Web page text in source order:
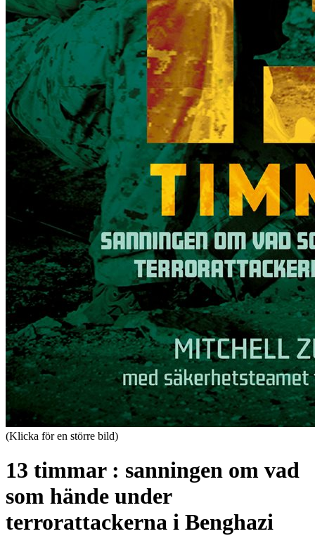
(Klicka för en större bild)
13 timmar : sanningen om vad
som hände under
terrorattackerna i Benghazi